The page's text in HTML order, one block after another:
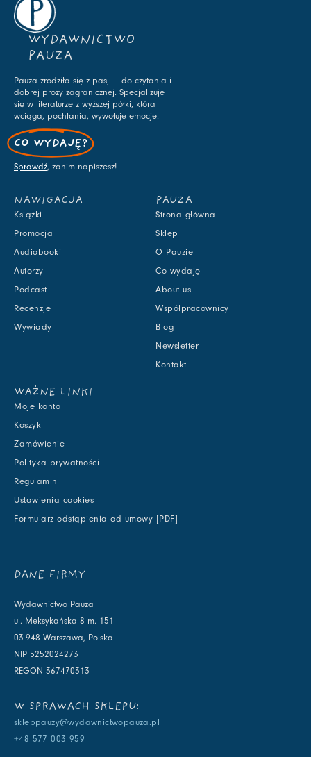
WYDAWNICTWO
PAUZA
Pauza zrodziła się z pasji – do czytania i
dobrej prozy zagranicznej. Specjalizuje
się w literaturze z wyższej półki, która
wciąga, pochłania, wywołuje emocje.
CO WYDAJĘ?
Sprawdź, zanim napiszesz!
NAWIGACJA
Książki
Promocja
Audiobooki
Autorzy
Podcast
Recenzje
Wywiady
PAUZA
Strona główna
Sklep
O Pauzie
Co wydaję
About us
Współpracownicy
Blog
Newsletter
Kontakt
WAŻNE LINKI
Moje konto
Koszyk
Zamówienie
Polityka prywatności
Regulamin
Ustawienia cookies
Formularz odstąpienia od umowy [PDF]
DANE FIRMY
Wydawnictwo Pauza
ul. Meksykańska 8 m. 151
03-948 Warszawa, Polska
NIP 5252024273
REGON 367470313
W SPRAWACH SKLEPU:
skleppauzy@wydawnictwopauza.pl
+48 577 003 959